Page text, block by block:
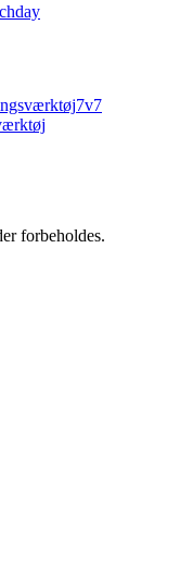
7v7
forbeholdes.